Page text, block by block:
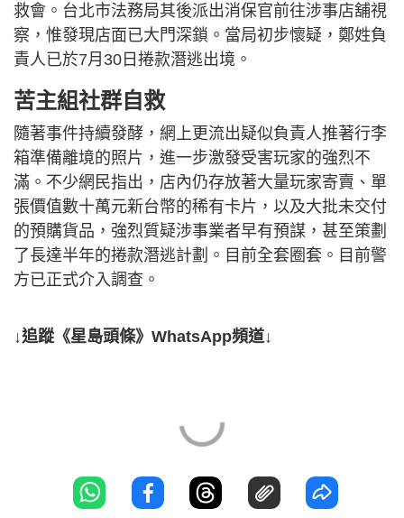
救會。台北市法務局其後派出消保官前往涉事店舖視
察，惟發現店面已大門深鎖。當局初步懷疑，鄭姓負
責人已於7月30日捲款潛逃出境。
苦主組社群自救
隨著事件持續發酵，網上更流出疑似負責人推著行李
箱準備離境的照片，進一步激發受害玩家的強烈不
滿。不少網民指出，店內仍存放著大量玩家寄賣、單
張價值數十萬元新台幣的稀有卡片，以及大批未交付
的預購貨品，強烈質疑涉事業者早有預謀，甚至策劃
了長達半年的捲款潛逃計劃。目前全套圈套。目前警
方已正式介入調查。
↓追蹤《星島頭條》WhatsApp頻道↓